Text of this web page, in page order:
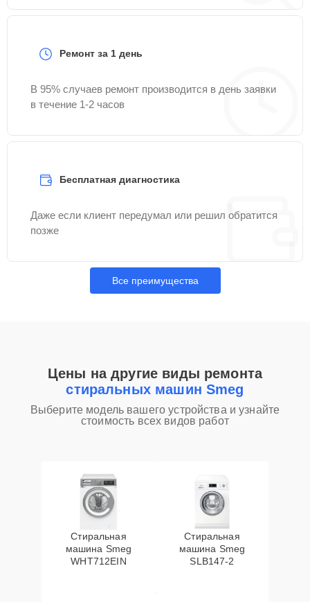
Ремонт за 1 день
В 95% случаев ремонт производится в день заявки
в течение 1-2 часов
Бесплатная диагностика
Даже если клиент передумал или решил обратится
позже
Все преимущества
Цены на другие виды ремонта
стиральных машин Smeg
Выберите модель вашего устройства и узнайте
стоимость всех видов работ
Стиральная
машина Smeg
WHT712EIN
Стиральная
машина Smeg
SLB147-2